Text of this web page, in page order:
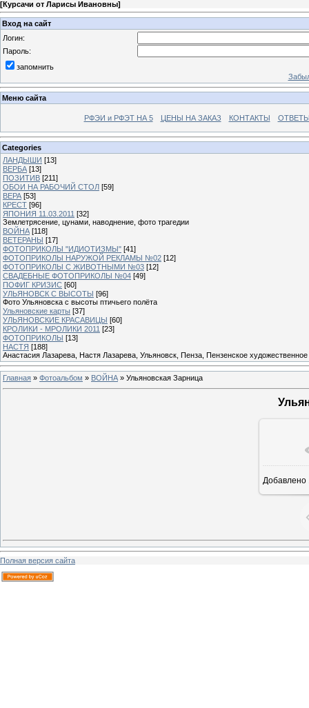
[Курсачи от Ларисы Ивановны]
Вход на сайт
Логин:
Пароль:
запомнить
Меню сайта
РФЭИ и РФЭТ НА 5 ЦЕНЫ НА ЗАКАЗ КОНТАКТЫ
Categories
ЛАНДЫШИ [13]
ВЕРБА [13]
ПОЗИТИВ [211]
ОБОИ НА РАБОЧИЙ СТОЛ [59]
ВЕРА [53]
КРЕСТ [96]
ЯПОНИЯ 11.03.2011 [32]
Землетрясение, цунами, наводнение, фото трагедии
ВОЙНА [118]
ВЕТЕРАНЫ [17]
ФОТОПРИКОЛЫ "ИДИОТИЗМЫ" [41]
ФОТОПРИКОЛЫ НАРУЖОЙ РЕКЛАМЫ №02 [12]
ФОТОПРИКОЛЫ С ЖИВОТНЫМИ №03 [12]
СВАДЕБНЫЕ ФОТОПРИКОЛЫ №04 [49]
ПОФИГ КРИЗИС [60]
УЛЬЯНОВСК С ВЫСОТЫ [96]
Фото Ульяновска с высоты птичьего полёта
Ульяновские карты [37]
УЛЬЯНОВСКИЕ КРАСАВИЦЫ [60]
КРОЛИКИ - МРОЛИКИ 2011 [23]
ФОТОПРИКОЛЫ [13]
НАСТЯ [188]
Анастасия Лазарева, Настя Лазарева, Ульяновск, Пенза, Пензенское
Главная » Фотоальбом » ВОЙНА » Ульяновская Зарница
Добавлено
Полная версия сайта